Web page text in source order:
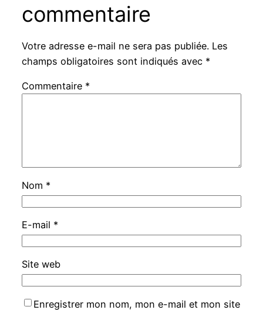
commentaire
Votre adresse e-mail ne sera pas publiée. Les
champs obligatoires sont indiqués avec *
Commentaire *
Nom *
E-mail *
Site web
Enregistrer mon nom, mon e-mail et mon site